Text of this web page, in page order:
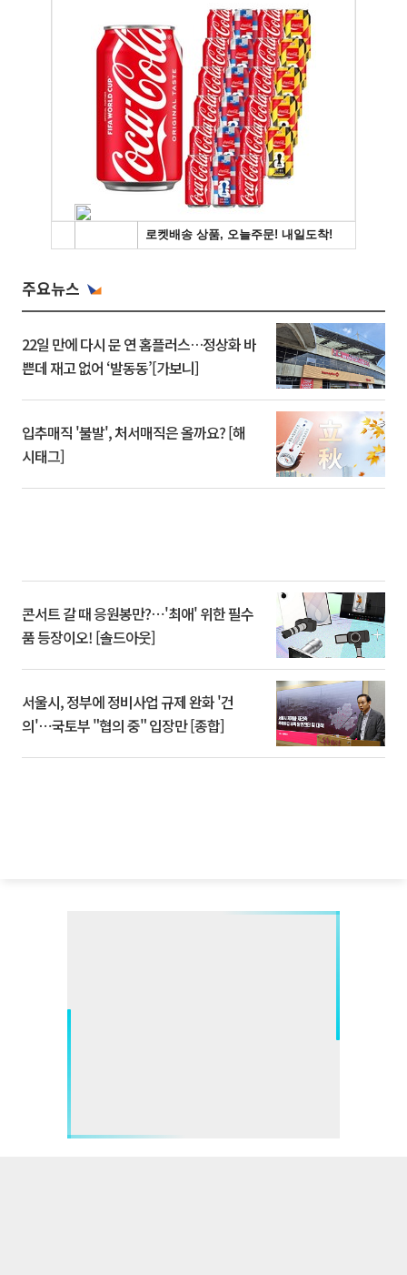
주요뉴스
22일 만에 다시 문 연 홈플러스…정상화 바
쁜데 재고 없어 ‘발동동’[가보니]
입추매직 '불발', 처서매직은 올까요? [해
시태그]
콘서트 갈 때 응원봉만?⋯'최애' 위한 필수
품 등장이오! [솔드아웃]
서울시, 정부에 정비사업 규제 완화 '건
의'⋯국토부 "협의 중" 입장만 [종합]